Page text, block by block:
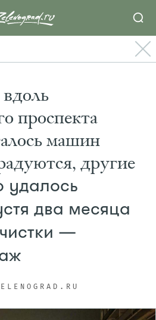
проспекта
машин
другие
удалось
два месяца
—